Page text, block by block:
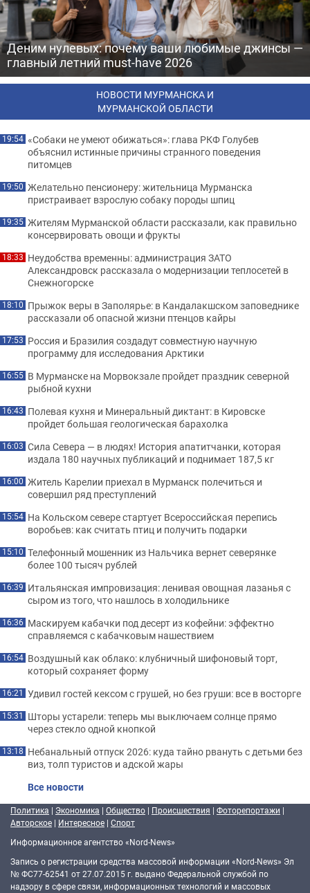
Деним нулевых: почему ваши любимые джинсы —
главный летний must-have 2026
НОВОСТИ МУРМАНСКА И
МУРМАНСКОЙ ОБЛАСТИ
19:54 «Собаки не умеют обижаться»: глава РКФ Голубев
объяснил истинные причины странного поведения
питомцев
19:50 Желательно пенсионеру: жительница Мурманска
пристраивает взрослую собаку породы шпиц
19:35 Жителям Мурманской области рассказали, как правильно
консервировать овощи и фрукты
18:33 Неудобства временны: администрация ЗАТО
Александровск рассказала о модернизации теплосетей в
Снежногорске
18:10 Прыжок веры в Заполярье: в Кандалакшском заповеднике
рассказали об опасной жизни птенцов кайры
17:53 Россия и Бразилия создадут совместную научную
программу для исследования Арктики
16:55 В Мурманске на Морвокзале пройдет праздник северной
рыбной кухни
16:43 Полевая кухня и Минеральный диктант: в Кировске
пройдет большая геологическая барахолка
16:03 Сила Севера — в людях! История апатитчанки, которая
издала 180 научных публикаций и поднимает 187,5 кг
16:00 Житель Карелии приехал в Мурманск полечиться и
совершил ряд преступлений
15:54 На Кольском севере стартует Всероссийская перепись
воробьев: как считать птиц и получить подарки
15:10 Телефонный мошенник из Нальчика вернет северянке
более 100 тысяч рублей
16:39 Итальянская импровизация: ленивая овощная лазанья с
сыром из того, что нашлось в холодильнике
16:36 Маскируем кабачки под десерт из кофейни: эффектно
справляемся с кабачковым нашествием
16:54 Воздушный как облако: клубничный шифоновый торт,
который сохраняет форму
16:21 Удивил гостей кексом с грушей, но без груши: все в восторге
15:31 Шторы устарели: теперь мы выключаем солнце прямо
через стекло одной кнопкой
13:18 Небанальный отпуск 2026: куда тайно рвануть с детьми без
виз, толп туристов и адской жары
Все новости
Политика | Экономика | Общество | Происшествия | Фоторепортажи |
Авторское | Интересное | Спорт
Информационное агентство «Nord-News»
Запись о регистрации средства массовой информации «Nord-News» Эл
№ ФС77-62541 от 27.07.2015 г. выдано Федеральной службой по
надзору в сфере связи, информационных технологий и массовых